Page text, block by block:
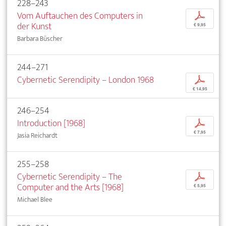
228–243
Vom Auftauchen des Computers in
der Kunst
Barbara Büscher
p
€ 9,95
244–271
Cybernetic Serendipity – London 1968
p
€ 14,95
246–254
Introduction [1968]
Jasia Reichardt
p
€ 7,95
255–258
Cybernetic Serendipity – The
Computer and the Arts [1968]
Michael Blee
p
€ 5,95